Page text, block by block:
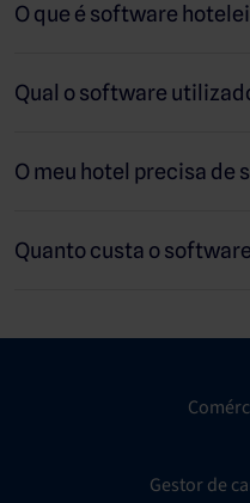
O que é software
plataforma que ajuda os
Qual o software
O meu hotel precisa de
Quanto custa o
Gestor de